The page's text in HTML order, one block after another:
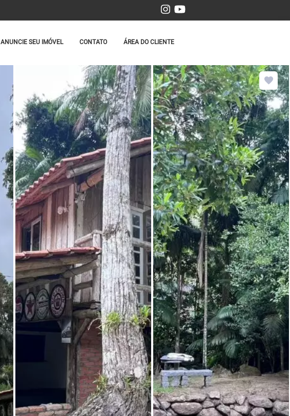
ANUNCIE SEU IMÓVEL CONTATO ÁREA DO CLIENTE